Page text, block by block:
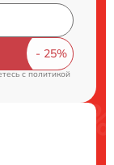
cполитикой